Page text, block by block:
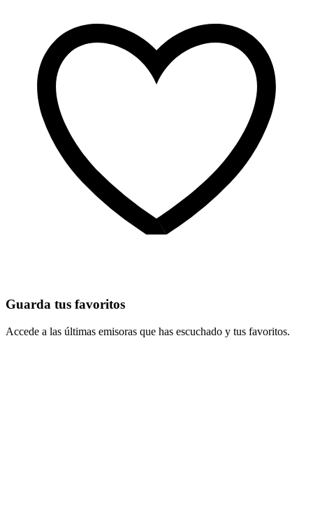
Guarda tus favoritos
Accede a las últimas emisoras que has escuchado y tus favoritos.